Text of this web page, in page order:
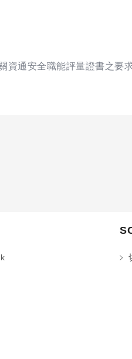
資通安全職能評量證書之要